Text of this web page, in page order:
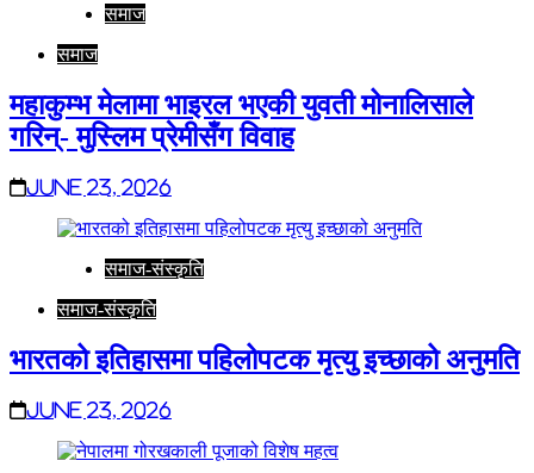
समाज
समाज
महाकुम्भ मेलामा भाइरल भएकी युवती मोनालिसाले
गरिन्- मुस्लिम प्रेमीसँग विवाह
June 23, 2026
समाज-संस्कृति
समाज-संस्कृति
भारतको इतिहासमा पहिलोपटक मृत्यु इच्छाको अनुमति
June 23, 2026